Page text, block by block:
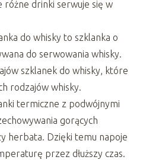
różne drinki serwuje się w
do whisky to szklanka o
do serwowania whisky.
szklanek do whisky, które
rodzajów whisky.
termiczne z podwójnymi
gorących
herbata. Dzięki temu napoje
przez dłuższy czas.